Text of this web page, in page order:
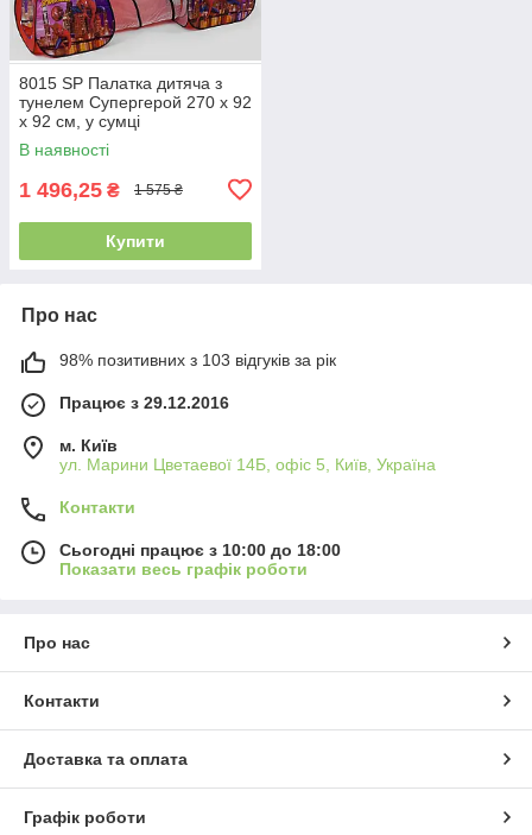
8015 SP Палатка дитяча з
тунелем Супергерой 270 х 92
х 92 см, у сумці
В наявності
1 496,25 ₴ 1 575 ₴
Купити
Про нас
98% позитивних з 103 відгуків за рік
Працює з 29.12.2016
м. Київ
ул. Марини Цветаевої 14Б, офіс 5, Київ, Україна
Контакти
Сьогодні працює з 10:00 до 18:00
Показати весь графік роботи
Про нас
Контакти
Доставка та оплата
Графік роботи